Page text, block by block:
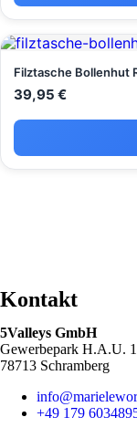
Filztasche Bollenhut
39,95 €
Kontakt
5Valleys GmbH
Gewerbepark H.A.U.
78713 Schramberg
+49 179